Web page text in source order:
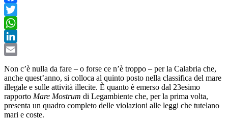
Facebook
Twitter
WhatsApp
LinkedIn
Non c’è nulla da fare – o forse ce n’è troppo – per la Calabria che,
anche quest’anno, si colloca al quinto posto nella classifica del mare
illegale e sulle attività illecite. È quanto è emerso dal 23esimo
rapporto Mare Mostrum di Legambiente che, per la prima volta,
presenta un quadro completo delle violazioni alle leggi che tutelano
mari e coste.